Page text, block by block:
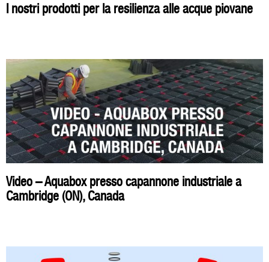
I nostri prodotti per la resilienza alle acque piovane
Video – Aquabox presso capannone industriale a
Cambridge (ON), Canada